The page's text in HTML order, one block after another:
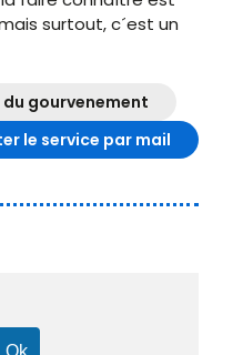
surtout, c´est un
du gourvenement
le service par mail